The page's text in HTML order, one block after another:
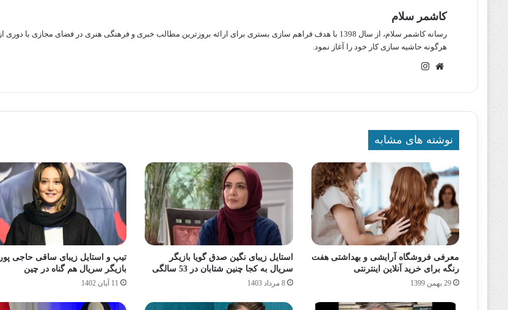
کاشمر سلام
رسانه کاشمر سلام، از سال 1398 با هدف فراهم سازی بستری برای ارائه بروزترین مطالب خبری و فرهنگی هنری در فضای مجازی با دوری از
هرگونه حاشیه سازی کار خود را آغاز نمود.
وبسایت
نوشته های مشابه
معرفی فروشگاه آرایشی و بهداشتی هفت
رنگه برای خرید آنلاین اینترنتی
29 بهمن 1399
استایل زیبای نگین صدق‌ گویا بازیگر
سریال به کجا چنین شتابان در 53 سالگی
8 مرداد 1403
تیپ و استایل زیبای ساقی حاجی پور
بازیگر سریال هم گناه در چین
11 آبان 1402